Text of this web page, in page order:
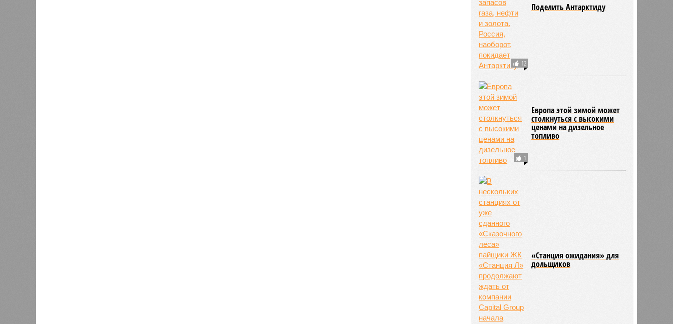
12
Поделить Антарктиду
1
Европа этой зимой может
столкнуться с высокими
ценами на дизельное
топливо
«Станция ожидания» для
дольщиков